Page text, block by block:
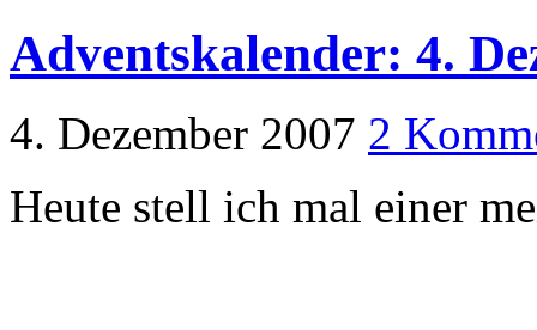
Adventskalender: 4.
4. Dezember 2007 2
Heute stell ich mal einer